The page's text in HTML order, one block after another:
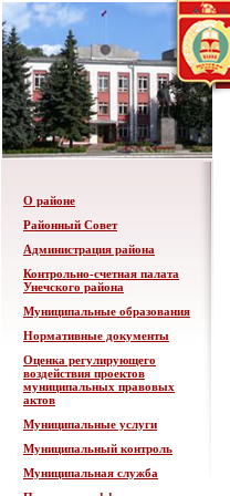
О районе
Районный Совет
Администрация района
Контрольно-счетная палата
Унечского района
Муниципальные образования
Нормативные документы
Оценка регулирующего
воздействия проектов
муниципальных правовых
актов
Муниципальные услуги
Муниципальный контроль
Муниципальная служба